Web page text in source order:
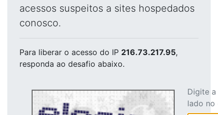
acessos suspeitos a sites hospedados
conosco.
Para liberar o acesso do IP 216.73.217.95,
responda ao desafio abaixo.
Digite
lado no